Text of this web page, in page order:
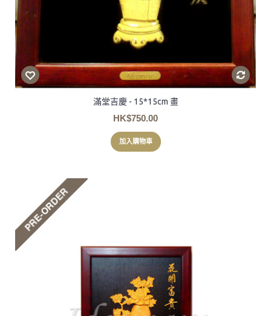
滿堂吉慶 - 15*15cm 畫
HK$750.00
加入購物車